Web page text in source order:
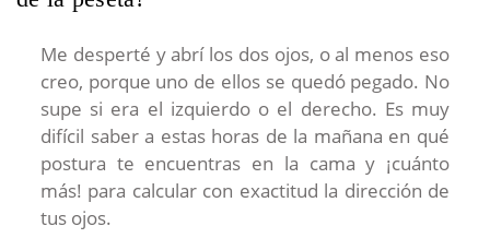
Me desperté y abrí los dos ojos, o al menos eso
creo, porque uno de ellos se quedó pegado. No
supe si era el izquierdo o el derecho. Es muy
difícil saber a estas horas de la mañana en qué
postura te encuentras en la cama y ¡cuánto
más! para calcular con exactitud la dirección de
tus ojos.